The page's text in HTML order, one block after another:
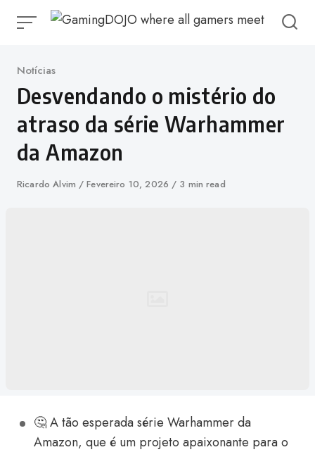
para
conteúdo
Categoria
Notícias
Desvendando o mistério do
atraso da série Warhammer
da Amazon
Autor
Ricardo Alvim
Publicado
Fevereiro 10, 2026 3 min read
🤔 A tão esperada série Warhammer da
Amazon, que é um projeto apaixonante para o